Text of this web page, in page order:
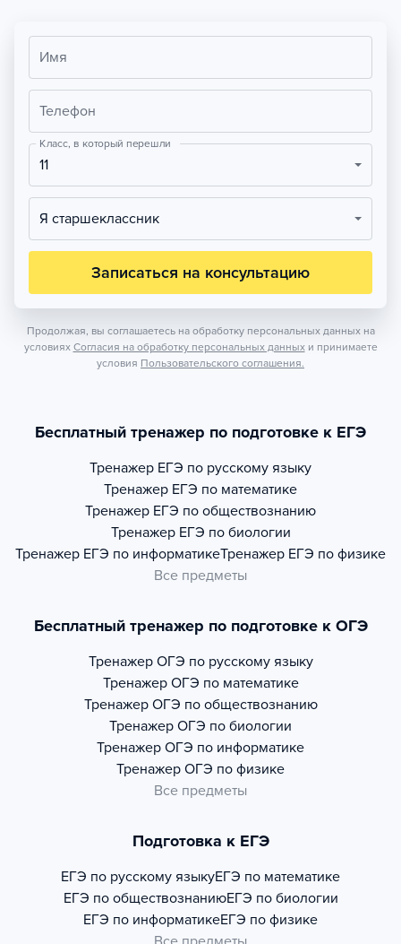
Имя
Телефон
Класс, в который перешли
11
Я старшеклассник
Записаться на консультацию
Продолжая, вы соглашаетесь на обработку персональных данных на
условиях Согласия на обработку персональных данных и принимаете
условия Пользовательского соглашения.
Бесплатный тренажер по подготовке к ЕГЭ
Тренажер ЕГЭ по русскому языку
Тренажер ЕГЭ по математике
Тренажер ЕГЭ по обществознанию
Тренажер ЕГЭ по биологии
Тренажер ЕГЭ по информатикеТренажер ЕГЭ по физике
Все предметы
Бесплатный тренажер по подготовке к ОГЭ
Тренажер ОГЭ по русскому языку
Тренажер ОГЭ по математике
Тренажер ОГЭ по обществознанию
Тренажер ОГЭ по биологии
Тренажер ОГЭ по информатике
Тренажер ОГЭ по физике
Все предметы
Подготовка к ЕГЭ
ЕГЭ по русскому языкуЕГЭ по математике
ЕГЭ по обществознаниюЕГЭ по биологии
ЕГЭ по информатикеЕГЭ по физике